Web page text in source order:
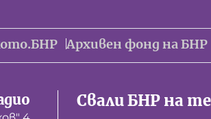
Архивен фонд на БНР
Свали БНР на